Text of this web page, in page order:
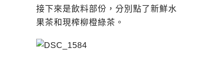
接下來是飲料部份，分別點了新鮮水
果茶和現榨柳橙綠茶。